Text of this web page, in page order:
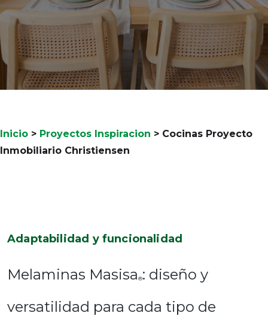
Inicio > Proyectos Inspiracion > Cocinas Proyecto
Inmobiliario Christiensen
Adaptabilidad y funcionalidad
Melaminas Masisa®: diseño y
versatilidad para cada tipo de